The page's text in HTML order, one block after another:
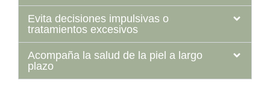
Evita decisiones impulsivas o
tratamientos excesivos
Acompaña la salud de la piel a largo
plazo